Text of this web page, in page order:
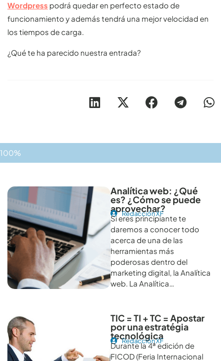
Wordpress podrá quedar en perfecto estado de
funcionamiento y además tendrá una mejor velocidad en
los tiempos de carga.
¿Qué te ha parecido nuestra entrada?
100%
Otros artículos recomendables para revisar
Analítica web: ¿Qué
es? ¿Cómo se puede
aprovechar?
Redacción XF
Si eres principiante te
daremos a conocer todo
acerca de una de las
herramientas más
poderosas dentro del
marketing digital, la Analítica
web. La Analítica…
TIC = TI + TC = Apostar
por una estratégia
tecnológica
Redacción XF
Durante la 4ª edición de
FICOD (Feria Internacional